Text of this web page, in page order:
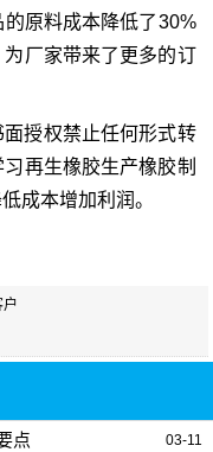
原料成本降低了30%
厂家带来了更多的订
授权禁止任何形式转
再生橡胶生产橡胶制
成本增加利润。
03-11
点